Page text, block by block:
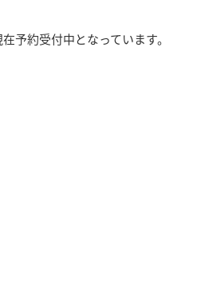
予約受付中となっています。